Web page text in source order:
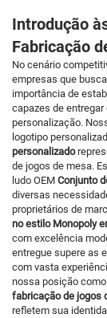
Introdução
Fabricação
No cenário
empresas que
importância de
capazes de
personalização.
logotipo
personalizado
de jogos de mesa.
ludo OEM Conjunto
diversas
proprietários de
no estilo Monopoly
com excelência
entregue supere as
com vasta
nossa posição
fabricação de jogos
refletem sua